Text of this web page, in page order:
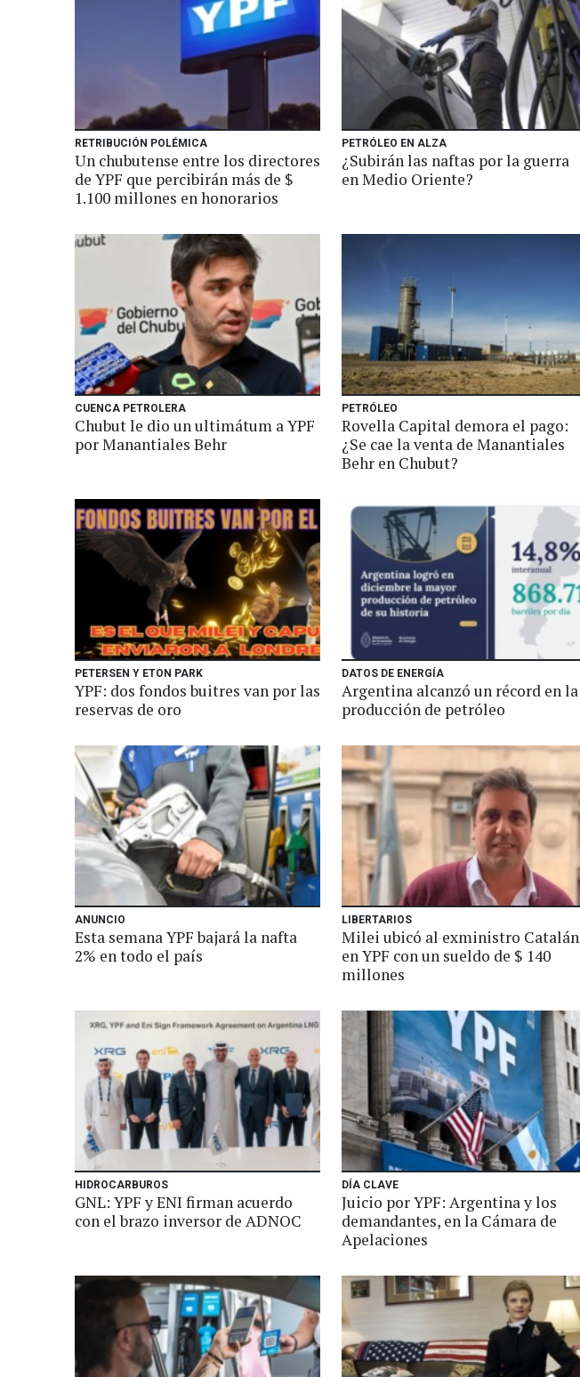
RETRIBUCIÓN POLÉMICA
Un chubutense entre los directores
de YPF que percibirán más de $
1.100 millones en honorarios
PETRÓLEO EN ALZA
¿Subirán las naftas por la guerra
en Medio Oriente?
CUENCA PETROLERA
Chubut le dio un ultimátum a YPF
por Manantiales Behr
PETRÓLEO
Rovella Capital demora el pago:
¿Se cae la venta de Manantiales
Behr en Chubut?
PETERSEN Y ETON PARK
YPF: dos fondos buitres van por las
reservas de oro
DATOS DE ENERGÍA
Argentina alcanzó un récord en la
producción de petróleo
ANUNCIO
Esta semana YPF bajará la nafta
2% en todo el país
LIBERTARIOS
Milei ubicó al exministro Catalán
en YPF con un sueldo de $ 140
millones
HIDROCARBUROS
GNL: YPF y ENI firman acuerdo
con el brazo inversor de ADNOC
DÍA CLAVE
Juicio por YPF: Argentina y los
demandantes, en la Cámara de
Apelaciones